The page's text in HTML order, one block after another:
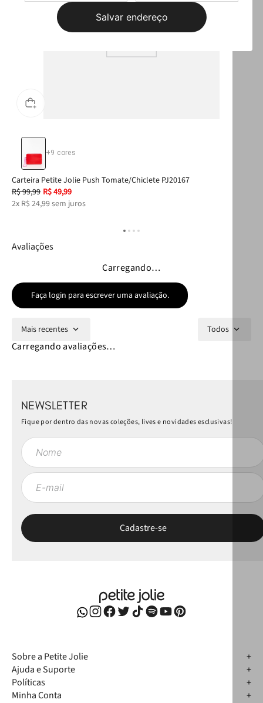
Salvar endereço
+9 cores
Carteira Petite Jolie Push Tomate/Chiclete PJ20167
R$99,99 R$49,99
2x R$ 24,99sem juros
Avaliações
Carregando…
Faça login para escrever uma avaliação.
Mais recentes Todos
Carregando avaliações…
NEWSLETTER
Fique por dentro das novas coleções, lives e novidades esclusivas!
Sobre a Petite Jolie
Ajuda e Suporte
Políticas
Minha Conta